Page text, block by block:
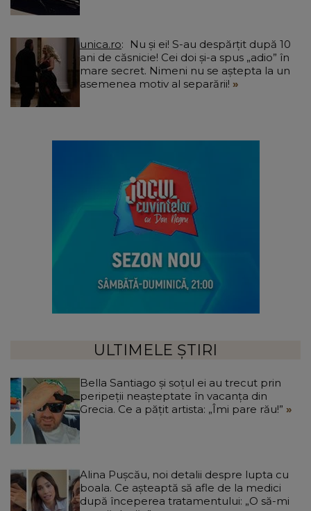
unica.ro
ani de căsnicie! Cei doi și-a spus „adio” în
mare secret. Nimeni nu se aștepta la un
asemenea motiv al separării!
ULTIMELE ȘTIRI
Bella Santiago și soțul ei au trecut prin
peripeții neașteptate în vacanța din
Grecia. Ce a pățit artista: „Îmi pare rău!”
Alina Pușcău, noi detalii despre lupta cu
boala. Ce așteaptă să afle de la medici
după începerea tratamentului: „O să-mi